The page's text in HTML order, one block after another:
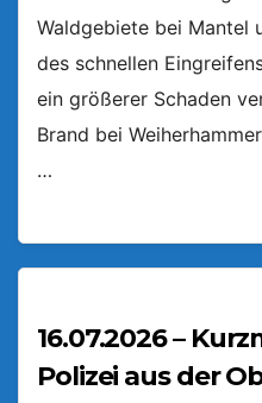
Waldgebiete bei Mantel
des schnellen
ein größerer Schaden
Brand bei
…
16.07.2026 –
Polizei aus der